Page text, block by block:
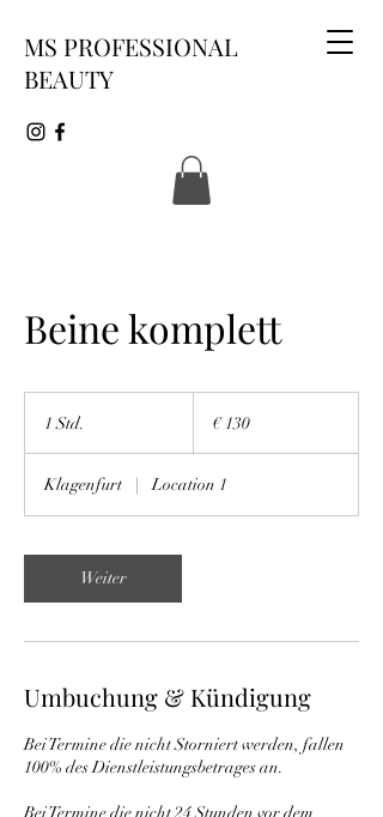
MS PROFESSIONAL
BEAUTY
Beine komplett
1 Std.
d
€ 130
Klagenfurt | Location 1
Weiter
Umbuchung & Kündigung
Bei Termine die nicht Storniert werden, fallen
100% des Dienstleistungsbetrages an.
Bei Termine die nicht 24 Stunden vor dem